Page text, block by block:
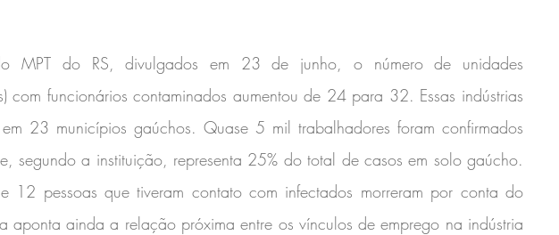
MPT do RS, divulgados em 23 de junho, o número de unidades
com funcionários contaminados aumentou de 24 para 32. Essas indústrias
23 municípios gaúchos. Quase 5 mil trabalhadores foram confirmados
segundo a instituição, representa 25% do total de casos em solo gaúcho.
12 pessoas que tiveram contato com infectados morreram por conta do
aponta ainda a relação próxima entre os vínculos de emprego na indústria